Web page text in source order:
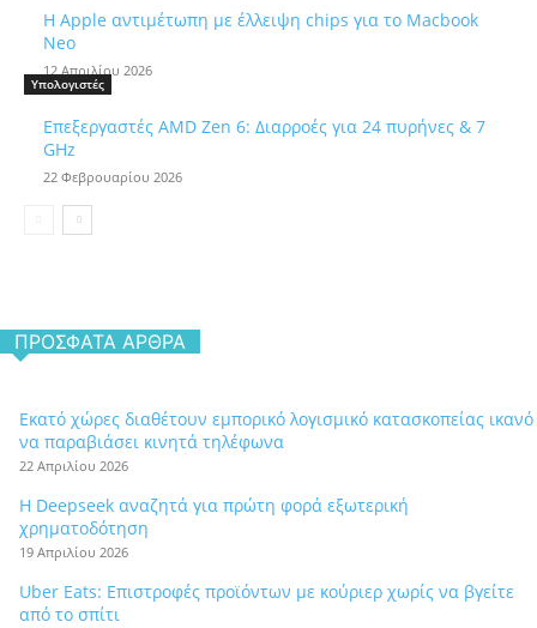
Η Apple αντιμέτωπη με έλλειψη chips για το Macbook
Neo
12 Απριλίου 2026
Υπολογιστές
Επεξεργαστές AMD Zen 6: Διαρροές για 24 πυρήνες & 7
GHz
22 Φεβρουαρίου 2026
ΠΡΌΣΦΑΤΑ ΆΡΘΡΑ
Εκατό χώρες διαθέτουν εμπορικό λογισμικό κατασκοπείας ικανό
να παραβιάσει κινητά τηλέφωνα
22 Απριλίου 2026
Η Deepseek αναζητά για πρώτη φορά εξωτερική
χρηματοδότηση
19 Απριλίου 2026
Uber Eats: Επιστροφές προϊόντων με κούριερ χωρίς να βγείτε
από το σπίτι